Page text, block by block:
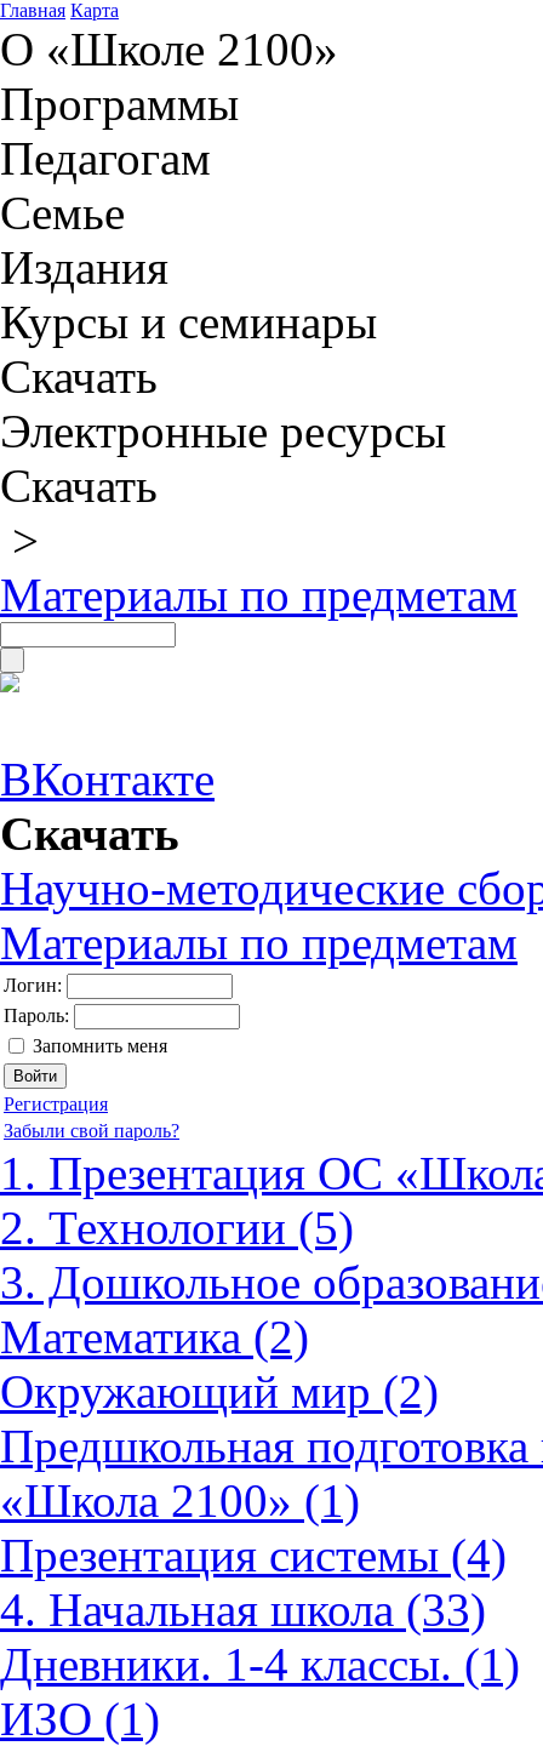
Главная Карта
О «Школе 2100»
Программы
Педагогам
Семье
Издания
Курсы и семинары
Скачать
Электронные ресурсы
Скачать
>
Материалы по предметам
ВКонтакте
Скачать
Научно-методические
Материалы по предметам
Логин:
Пароль:
Запомнить меня
Регистрация
Забыли свой пароль?
1. Презентация ОС
2. Технологии (5)
3. Дошкольное
Математика (2)
Окружающий мир (2)
Предшкольная
«Школа 2100» (1)
Презентация системы (4)
4. Начальная школа (33)
Дневники. 1-4 классы. (1)
ИЗО (1)